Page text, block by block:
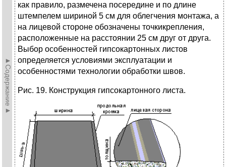
►Содержание►
как правило, размечена посередине и по длине
штемпелем шириной 5 см для облегчения монтажа, а
на лицевой стороне обозначены точкикрепления,
расположенные на расстоянии 25 см друг от друга.
Выбор особенностей гипсокартонных листов
определяется условиями эксплуатации и
особенностями технологии обработки швов.
Рис. 19. Конструкция гипсокартонного листа.